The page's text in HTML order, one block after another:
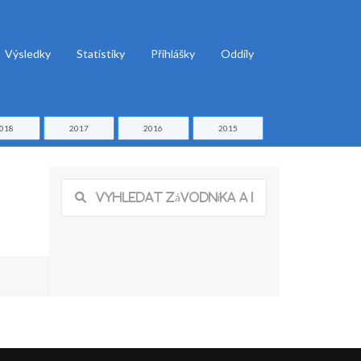
Výsledky Statistiky Přihlášky Oddíly
2017 2016 2015